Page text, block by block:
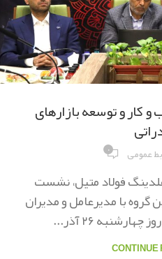
و توسعه بازارهای
عمومی ۰
فولاد متیل، نشست
با مدیرعامل و مدیران
۲۶ آذر...